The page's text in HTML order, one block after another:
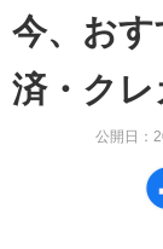
今、お
済・クレ
公開日：